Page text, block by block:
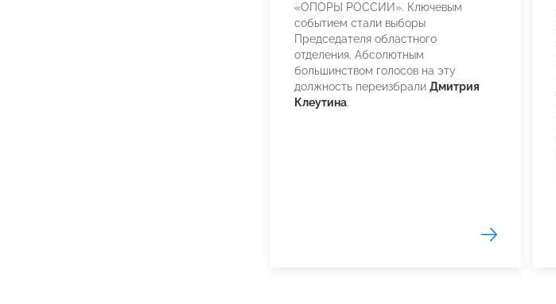
«ОПОРЫ РОССИИ». Ключевым
событием стали выборы
Председателя областного
отделения. Абсолютным
большинством голосов на эту
должность переизбрали Дмитрия
Клеутина.